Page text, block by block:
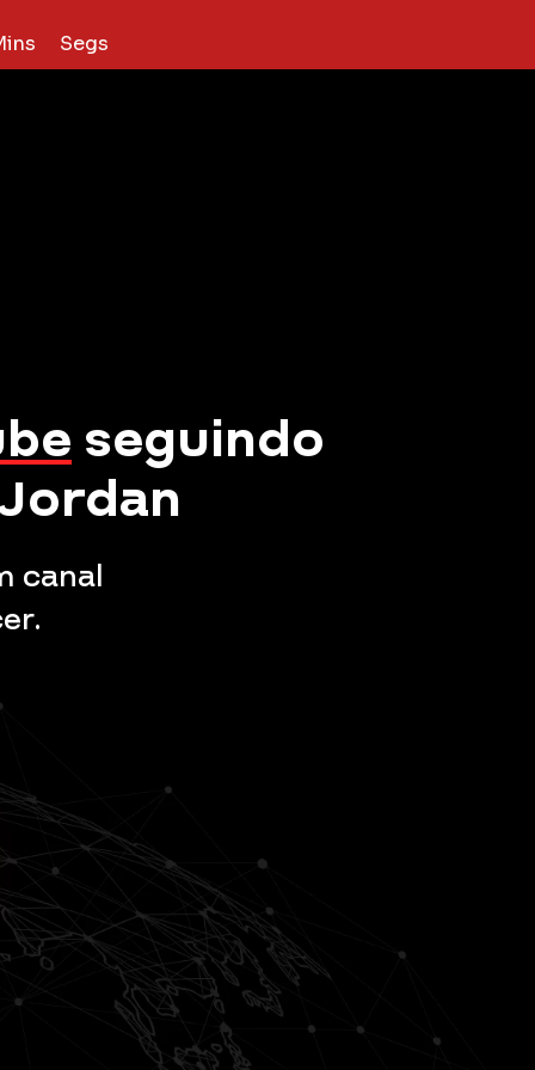
Segs
seguindo
canal